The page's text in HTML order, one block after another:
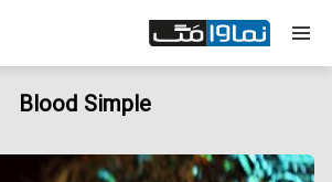
Blood Simple